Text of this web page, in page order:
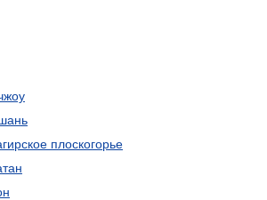
плоскогорье